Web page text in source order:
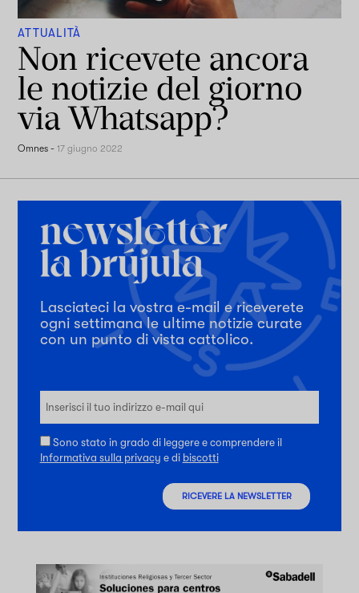
ATTUALITÀ
Non ricevete ancora
le notizie del giorno
via Whatsapp?
Omnes -17 giugno 2022
Lasciateci la vostra e-mail e riceverete
ogni settimana le ultime notizie curate
con un punto di vista cattolico.
Sono stato in grado di leggere e comprendere il
Informativa sulla privacy e di biscotti
RICEVERE LA NEWSLETTER